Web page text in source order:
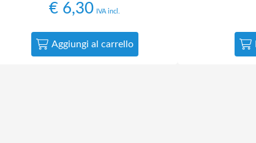
€ 6,30 IVA incl.
Aggiungi al carrello